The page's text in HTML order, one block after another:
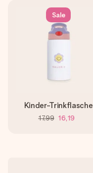
Sale
Kinder-Trinkflasche
17,99 16,19